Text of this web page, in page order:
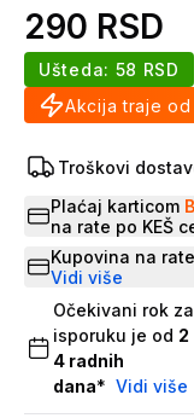
290 RSD
Akcija traje od
Ušteda: 58 RSD
Troškovi
Plaćaj karticom
na rate po KEŠ
Kupovina na
Vidi više
Očekivani rok za
isporuku je od 2
4 radnih
dana* Vidi više